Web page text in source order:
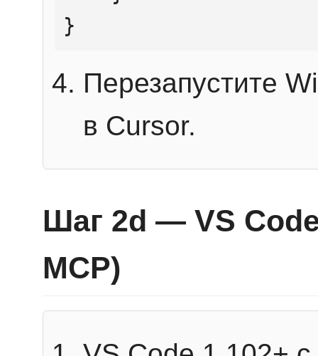
}
Перезапустите
в Cursor.
Шаг 2d — VS
MCP)